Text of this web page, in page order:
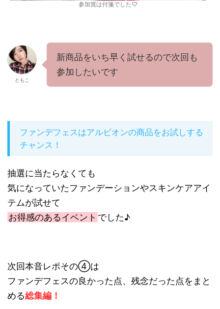
参加賞は付箋でした♡
ともこ
新商品をいち早く試せるので次回も
参加したいです
ファンデフェスはアルビオンの商品をお試しする
チャンス！
抽選に当たらなくても
気になっていたファンデーションやスキンケアアイ
テムが試せて
お得感のあるイベント でした♪
次回本音レポその④は
ファンデフェスの良かった点、残念だった点をまと
める総集編！